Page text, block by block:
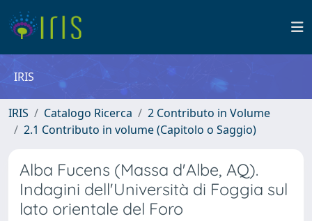
IRIS
IRIS Catalogo Ricerca
2 Contributo in Volume
2.1 Contributo in volume (Capitolo o Saggio)
Alba Fucens (Massa d'Albe, AQ).
Indagini dell'Università di Foggia sul
lato orientale del Foro